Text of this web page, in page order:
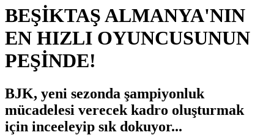
BEŞİKTAŞ ALMANYA'NIN
EN HIZLI OYUNCUSUNUN
PEŞİNDE!
BJK, yeni sezonda şampiyonluk
mücadelesi verecek kadro oluşturmak
için inceeleyip sık dokuyor...